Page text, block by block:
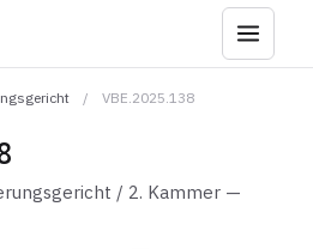
/ VBE.2025.138
/ 2. Kammer —